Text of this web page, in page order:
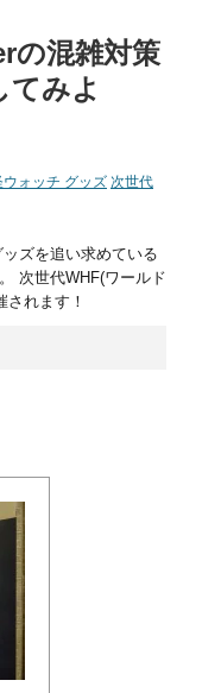
の混雑対策
てみよ
ウォッチ グッズ 次世代
ズを追い求めている
次世代WHF(ワールド
れます！